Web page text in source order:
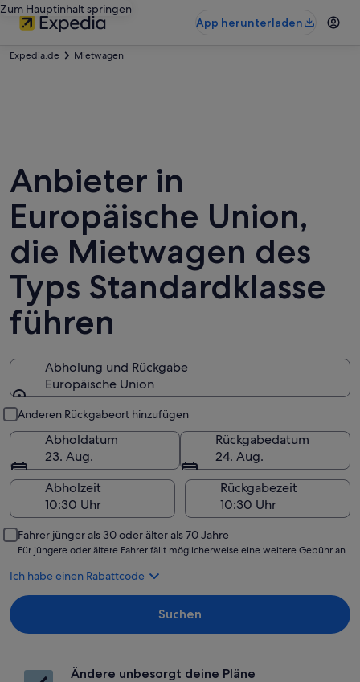
Zum Hauptinhalt springen
App herunterladen
Expedia.de Mietwagen
Anbieter in
Europäische Union,
die Mietwagen des
Typs Standardklasse
führen
Abholung und Rückgabe
Europäische Union
Anderen Rückgabeort hinzufügen
Abholdatum
23. Aug.
Rückgabedatum
24. Aug.
Abholzeit
Rückgabezeit
Fahrer jünger als 30 oder älter als 70 Jahre
Für jüngere oder ältere Fahrer fällt möglicherweise eine weitere Gebühr an.
Ich habe einen Rabattcode
Suchen
Ändere unbesorgt deine Pläne